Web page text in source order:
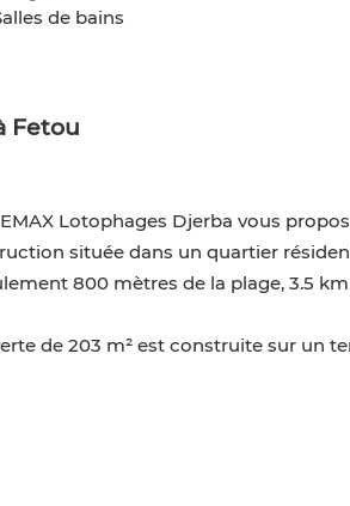
de bains
Fetou
Lotophages Djerba vous
située dans un quartier
800 mètres de la plage, 3.5
de 203 m² est construite sur un